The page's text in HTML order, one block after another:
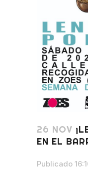
26 NOV
EN EL
Publicado